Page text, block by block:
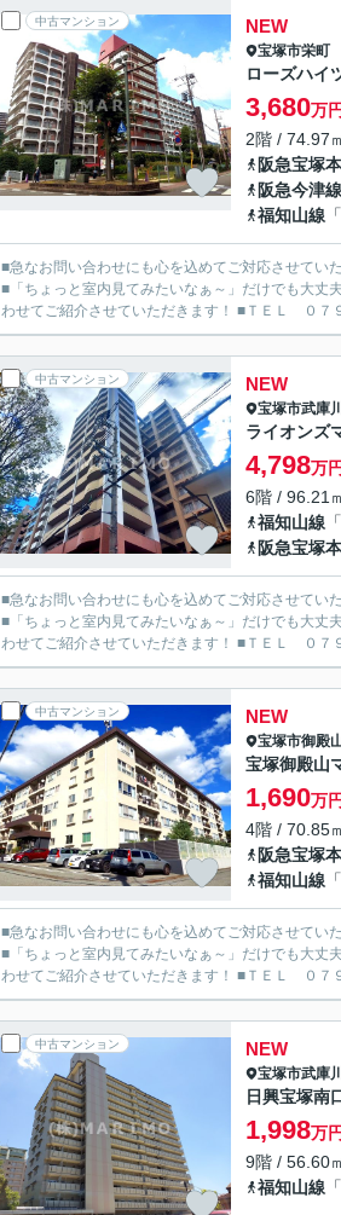
中古マンション NEW
宝塚市栄町
ローズハイ
3,680万円
2階 / 74.97
阪急宝塚
阪急今津線
福知山線 「
■急なお問い合わせにも心を込めてご対応させてい
■「ちょっと室内見てみたいなぁ～」だけでも大丈
中古マンション NEW
宝塚市武庫
ライオンズ
4,798万円
6階 / 96.21
福知山線 「
阪急宝塚
■急なお問い合わせにも心を込めてご対応させてい
■「ちょっと室内見てみたいなぁ～」だけでも大丈
中古マンション NEW
宝塚市御殿
宝塚御殿山
1,690万円
4階 / 70.85
阪急宝塚
福知山線 「
■急なお問い合わせにも心を込めてご対応させてい
■「ちょっと室内見てみたいなぁ～」だけでも大丈
中古マンション NEW
宝塚市武庫
日興宝塚南
1,998万円
9階 / 56.60
福知山線 「